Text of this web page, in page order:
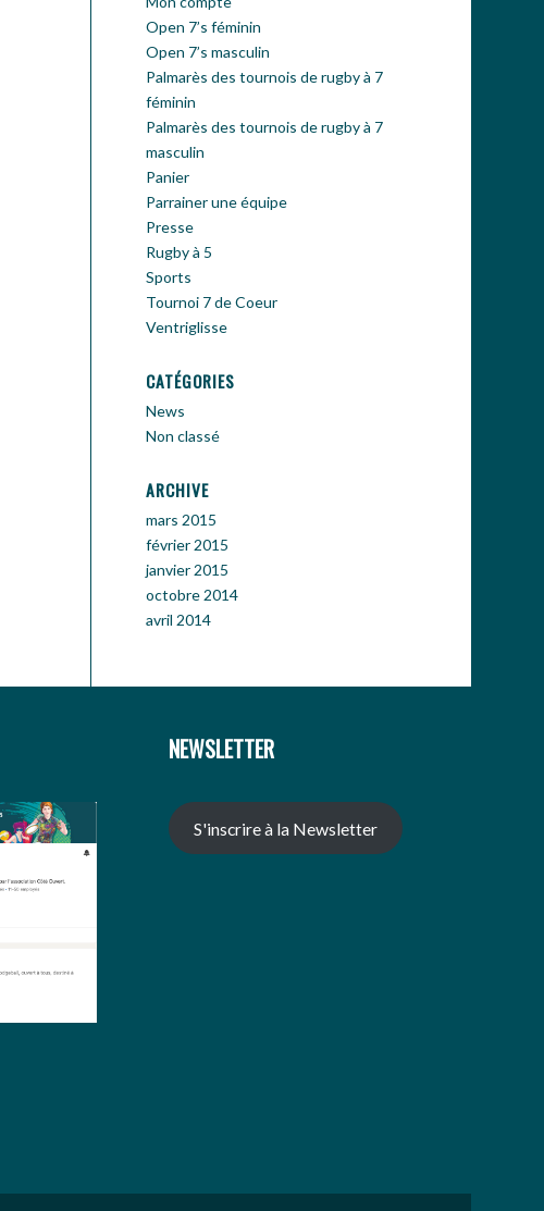
Open 7’s féminin
Open 7’s masculin
Palmarès des tournois de rugby à 7
féminin
Palmarès des tournois de rugby à 7
masculin
Panier
Parrainer une équipe
Presse
Rugby à 5
Sports
Tournoi 7 de Coeur
Ventriglisse
CATÉGORIES
News
Non classé
ARCHIVE
mars 2015
février 2015
janvier 2015
octobre 2014
avril 2014
NEWSLETTER
S'inscrire à la Newsletter